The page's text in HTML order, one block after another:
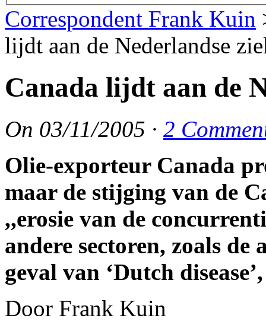
Correspondent Frank Kuin
lijdt aan de Nederlandse
Canada lijdt aan de
On 03/11/2005 · 2
Olie-exporteur Canada
maar de stijging van de
,,erosie van de
andere sectoren, zoals
geval van ‘Dutch
Door Frank Kuin